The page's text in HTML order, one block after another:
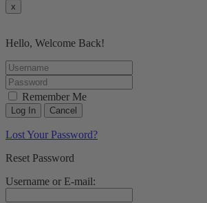
x
Hello, Welcome Back!
Remember Me
Lost Your Password?
Reset Password
Username or E-mail: